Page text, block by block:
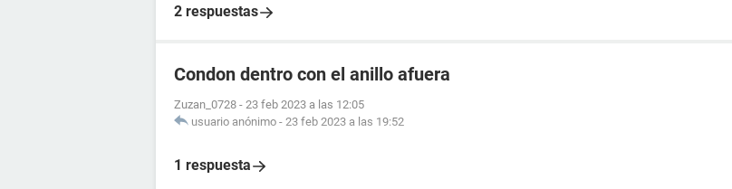
2 respuestas
Condon dentro con el anillo afuera
Zuzan_0728 - 23 feb 2023 a las 12:05
usuario anónimo - 23 feb 2023 a las 19:52
1 respuesta